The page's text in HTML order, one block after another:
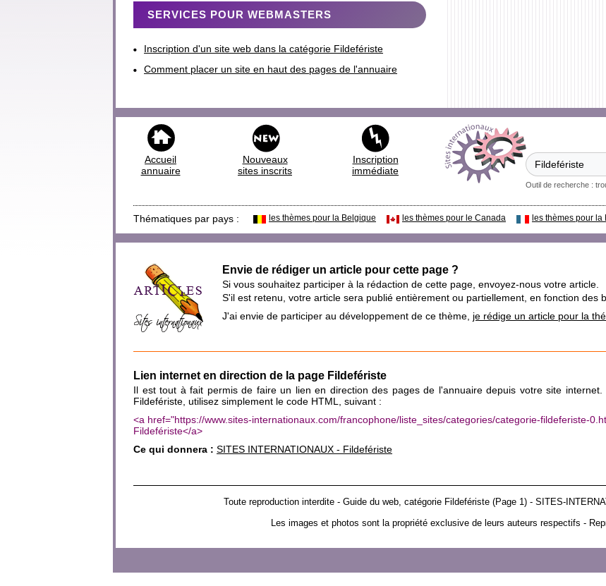
SERVICES POUR WEBMASTERS
Inscription d'un site web dans la catégorie Fildefériste
Comment placer un site en haut des pages de l'annuaire
Accueil
annuaire
Nouveaux
sites inscrits
Inscription
immédiate
Outil de recherche :
Thématiques par pays : les thèmes pour la Belgique les thèmes pour le Canada les thèmes pour la
Envie de rédiger un article pour cette page ?
Si vous souhaitez participer à la rédaction de cette page, envoyez-nous votre article.
S'il est retenu, votre article sera publié entièrement ou partiellement, en fonction des
J'ai envie de participer au développement de ce thème, je rédige un article pour la
Lien internet en direction de la page Fildefériste
Il est tout à fait permis de faire un lien en direction des pages de l'annuaire depuis votre site
Fildefériste, utilisez simplement le code HTML, suivant :
<a href="https://www.sites-internationaux.com/francophone/liste_sites/categories/categorie-fildeferiste-
Fildefériste</a>
Ce qui donnera : SITES INTERNATIONAUX - Fildefériste
Toute reproduction interdite - Guide du web, catégorie Fildefériste (Page 1) - SITES-
Les images et photos sont la propriété exclusive de leurs auteurs respectifs -